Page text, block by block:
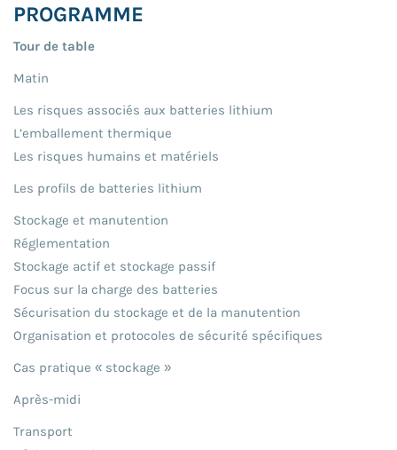
PROGRAMME
Tour de table
Matin
Les risques associés aux batteries lithium
L’emballement thermique
Les risques humains et matériels
Les profils de batteries lithium
Stockage et manutention
Réglementation
Stockage actif et stockage passif
Focus sur la charge des batteries
Sécurisation du stockage et de la manutention
Organisation et protocoles de sécurité spécifiques
Cas pratique « stockage »
Après-midi
Transport